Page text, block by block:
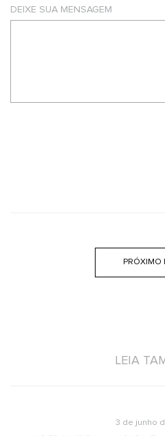
DEIXE SUA MENSAGEM
PRÓXIMO
LEIA
3 de junho